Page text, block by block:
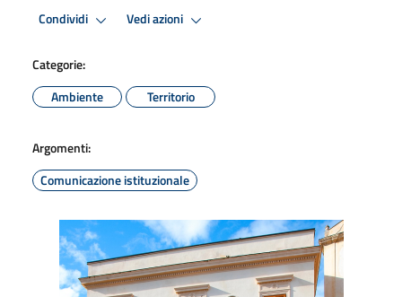
Condividi Vedi azioni
Categorie:
Ambiente
Territorio
Argomenti:
Comunicazione istituzionale